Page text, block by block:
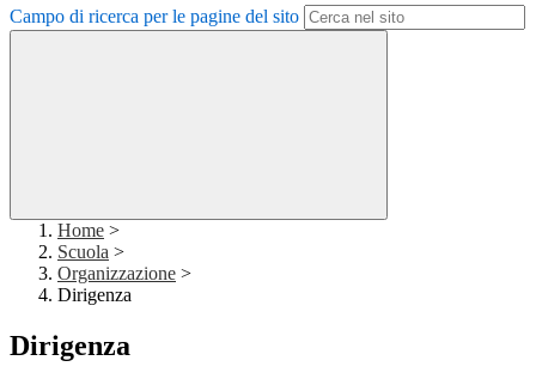
Campo di ricerca per le pagine del sito
Home >
Scuola >
Organizzazione >
Dirigenza
Dirigenza